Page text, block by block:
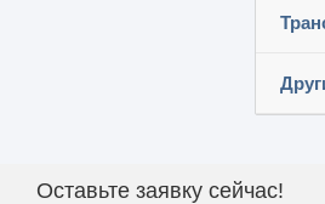
Оставьте заявку сейчас!